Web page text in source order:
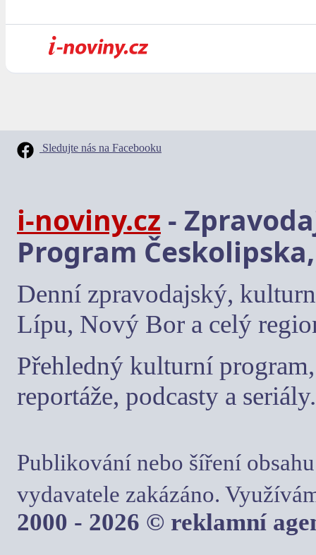
Sledujte nás na Facebooku
i-noviny.cz -
Program
Denní zpravodajský,
Lípu, Nový Bor a celý
Přehledný kulturní
reportáže, podcasty a seriály.
Publikování nebo šíření
vydavatele zakázáno.
2000 - 2026 © reklamní